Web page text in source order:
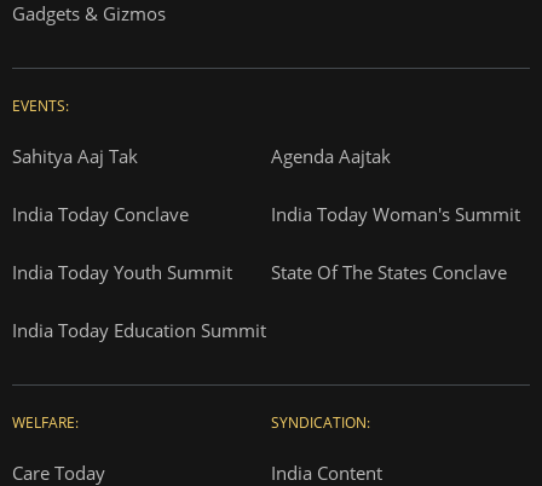
Gadgets & Gizmos
EVENTS:
Sahitya Aaj Tak Agenda Aajtak
India Today Conclave India Today Woman's Summit
India Today Youth Summit State Of The States Conclave
India Today Education Summit
WELFARE:
Care Today
SYNDICATION:
India Content